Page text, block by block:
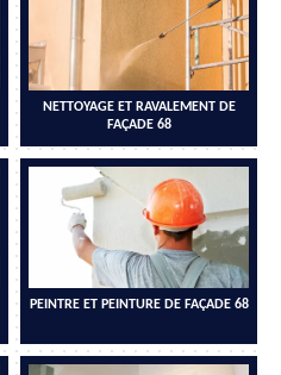
NETTOYAGE ET RAVALEMENT DE
FAÇADE 68
PEINTRE ET PEINTURE DE FAÇADE 68